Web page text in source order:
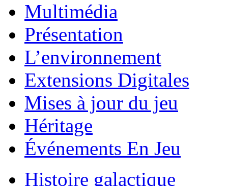
Multimédia
Présentation
L’environnement
Extensions Digitales
Mises à jour du jeu
Héritage
Événements En Jeu
Histoire galactique